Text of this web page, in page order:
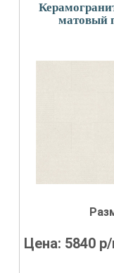
матовый
Цена: 5840